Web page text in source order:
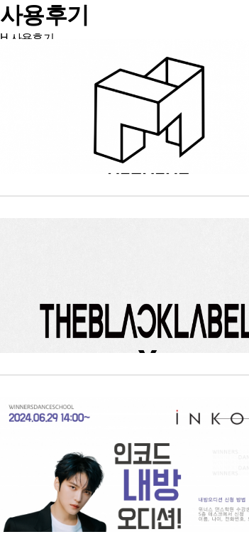
사용후기
H 사용후기